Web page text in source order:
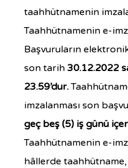
taahhütnamenin
Taahhütnamenin e-
Başvuruların
son tarih30.12.2022
23.59’dur.
imzalanması son
geç beş (5) iş günü
Taahhütnamenin e-
hâllerde